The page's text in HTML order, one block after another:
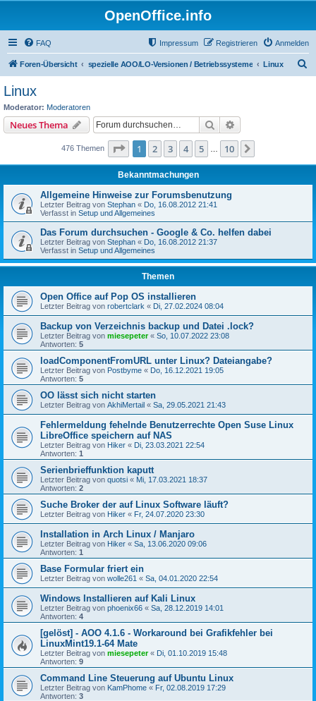
OpenOffice.info
FAQ Anmelden
Registrieren
Impressum
Foren-Übersicht spezielle AOO/LO-Versionen / Betriebssysteme Linux
Linux
Moderator: Moderatoren
Neues Thema Suche
476 Themen Seite 1von 10
1 2 3 4 5 10
Bekanntmachungen
Allgemeine Hinweise zur Forumsbenutzung
Letzter Beitrag von Stephan « Do, 16.08.2012 21:41
Verfasst in Setup und Allgemeines
Das Forum durchsuchen - Google & Co. helfen dabei
Letzter Beitrag von Stephan « Do, 16.08.2012 21:37
Verfasst in Setup und Allgemeines
Themen
Open Office auf Pop OS installieren
Letzter Beitrag von robertclark « Di, 27.02.2024 08:04
Backup von Verzeichnis backup und Datei .lock?
Letzter Beitrag von miesepeter« So, 10.07.2022 23:08
Antworten: 5
loadComponentFromURL unter Linux? Dateiangabe?
Letzter Beitrag von Postbyme « Do, 16.12.2021 19:05
Antworten: 5
OO lässt sich nicht starten
Letzter Beitrag von AkhiMertail « Sa, 29.05.2021 21:43
Fehlermeldung fehelnde Benutzerrechte Open Suse Linux
LibreOffice speichern auf NAS
Letzter Beitrag von Hiker « Di, 23.03.2021 22:54
Antworten: 1
Serienbrieffunktion kaputt
Letzter Beitrag von quotsi « Mi, 17.03.2021 18:37
Antworten: 2
Suche Broker der auf Linux Software läuft?
Letzter Beitrag von Hiker « Fr, 24.07.2020 23:30
Installation in Arch Linux / Manjaro
Letzter Beitrag von Hiker « Sa, 13.06.2020 09:06
Antworten: 1
Base Formular friert ein
Letzter Beitrag von wolle261 « Sa, 04.01.2020 22:54
Windows Installieren auf Kali Linux
Letzter Beitrag von phoenix66 « Sa, 28.12.2019 14:01
Antworten: 4
[gelöst] - AOO 4.1.6 - Workaround bei Grafikfehler bei
LinuxMint19.1-64 Mate
Letzter Beitrag von miesepeter« Di, 01.10.2019 15:48
Antworten: 9
Command Line Steuerung auf Ubuntu Linux
Letzter Beitrag von KamPhome « Fr, 02.08.2019 17:29
Antworten: 3